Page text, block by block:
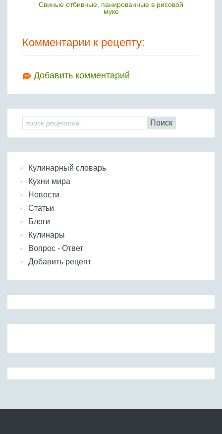
Свиные отбивные, панированные в рисовой
муке
Комментарии к рецепту:
Добавить комментарий
Поиск
Кулинарный словарь
Кухни мира
Новости
Статьи
Блоги
Кулинары
Вопрос - Ответ
Добавить рецепт